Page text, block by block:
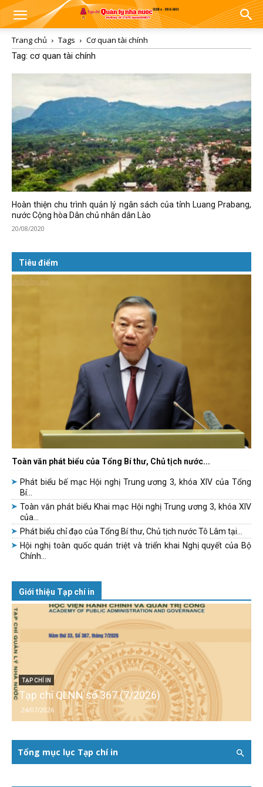
Trang chủ Tags
Cơ quan tài chính
Tag: cơ quan tài chính
Hoàn thiện chu trình quản lý ngân sách của tỉnh Luang Prabang,
nước Cộng hòa Dân chủ nhân dân Lào
20/08/2020
Tiêu điểm
Toàn văn phát biểu của Tổng Bí thư, Chủ tịch nước...
Phát biểu bế mạc Hội nghị Trung ương 3, khóa XIV của Tổng
Bí...
Toàn văn phát biểu Khai mạc Hội nghị Trung ương 3, khóa XIV
của...
Phát biểu chỉ đạo của Tổng Bí thư, Chủ tịch nước Tô Lâm tại...
Hội nghị toàn quốc quán triệt và triển khai Nghị quyết của Bộ
Chính...
Giới thiệu Tạp chí in
TẠP CHÍ IN
Tạp chí QLNN số 367 (7/2026)
24/07/2026
Tổng mục lục Tạp chí in